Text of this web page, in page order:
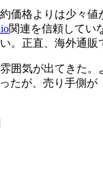
格よりは少々
関連を信頼してい
。正直、海外通
囲気が出てきた
が、売り手側が